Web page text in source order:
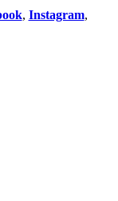
, Instagram,